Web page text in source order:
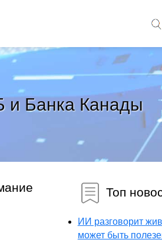
и Банка Канады
Топ
ИИ разговорит
может быть